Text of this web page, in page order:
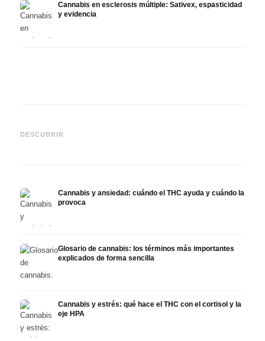
Cannabis en esclerosis múltiple: Sativex, espasticidad
y evidencia
DESCUBRIR
Epidiolex y el estado actual
Cannabis y ansiedad: cuándo el THC ayuda y cuándo la
provoca
Glosario de cannabis: los términos más importantes
explicados de forma sencilla
Cannabis y estrés: qué hace el THC con el cortisol y la
eje HPA